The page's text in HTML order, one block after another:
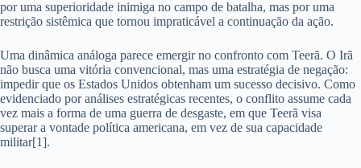
por uma superioridade inimiga no campo de batalha, mas por uma
restrição sistêmica que tornou impraticável a continuação da ação.
Uma dinâmica análoga parece emergir no confronto com Teerã. O Irã
não busca uma vitória convencional, mas uma estratégia de negação:
impedir que os Estados Unidos obtenham um sucesso decisivo. Como
evidenciado por análises estratégicas recentes, o conflito assume cada
vez mais a forma de uma guerra de desgaste, em que Teerã visa
superar a vontade política americana, em vez de sua capacidade
militar[1].